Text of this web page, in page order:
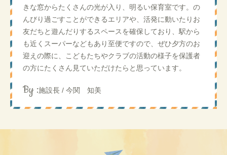
きな窓からたくさんの光が入り、明るい保育室です。の
んびり過ごすことができるエリアや、活発に動いたりお
友だちと遊んだりするスペースを確保しており、駅から
も近くスーパーなどもあり至便ですので、ぜひ夕方のお
迎えの際に、こどもたちやクラブの活動の様子を保護者
の方にたくさん見ていただけたらと思っています。
By :施設長 / 今関 知美